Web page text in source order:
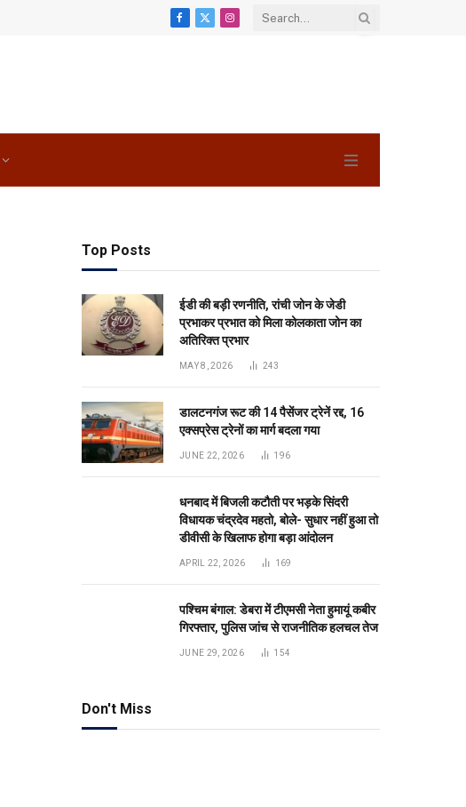
Facebook
X
Instagram
Top Posts
ईडी की बड़ी रणनीति, रांची जोन के जेडी
प्रभाकर प्रभात को मिला कोलकाता जोन का
अतिरिक्त प्रभार
MAY 8, 2026 243
डालटनगंज रूट की 14 पैसेंजर ट्रेनें रद्द, 16
एक्सप्रेस ट्रेनों का मार्ग बदला गया
JUNE 22, 2026 196
धनबाद में बिजली कटौती पर भड़के सिंदरी
विधायक चंद्रदेव महतो, बोले- सुधार नहीं हुआ तो
डीवीसी के खिलाफ होगा बड़ा आंदोलन
APRIL 22, 2026 169
पश्चिम बंगाल: डेबरा में टीएमसी नेता हुमायूं कबीर
गिरफ्तार, पुलिस जांच से राजनीतिक हलचल तेज
JUNE 29, 2026 154
Don't Miss